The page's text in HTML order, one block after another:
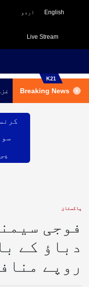
English اردو
Live Stream
K21
Breaking News
محکمہ موسمیات
پاکستان
فوجی
روپے